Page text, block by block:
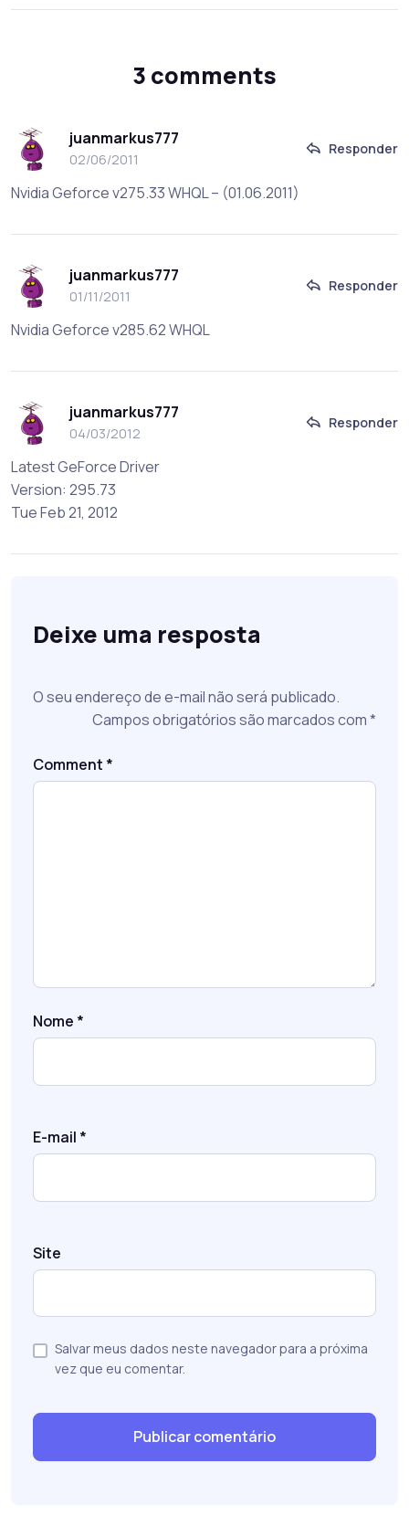
3 comments
juanmarkus777
02/06/2011
Responder
Nvidia Geforce v275.33 WHQL – (01.06.2011)
juanmarkus777
01/11/2011
Responder
Nvidia Geforce v285.62 WHQL
juanmarkus777
04/03/2012
Responder
Latest GeForce Driver
Version: 295.73
Tue Feb 21, 2012
Deixe uma resposta
O seu endereço de e-mail não será publicado.
Campos obrigatórios são marcados com*
Comment *
Nome *
E-mail *
Site
Salvar meus dados neste navegador para a próxima
vez que eu comentar.